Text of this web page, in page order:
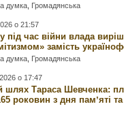
думка Громадянська
о 21:57
під час війни влада
замість
думка Громадянська
о 17:47
шлях Тараса Шевченка:
роковин з дня памʼяті